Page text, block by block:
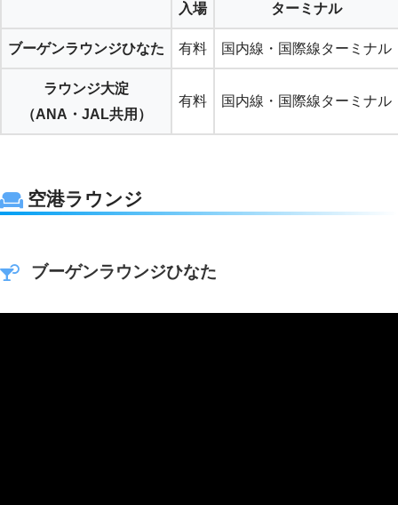
入場 ターミナル
ブーゲンラウンジひなた 有料 国内線・国際線ターミナル
ラウンジ大淀
（ANA・JAL共用）
有料 国内線・国際線ターミナル
空港ラウンジ
ブーゲンラウンジひなた